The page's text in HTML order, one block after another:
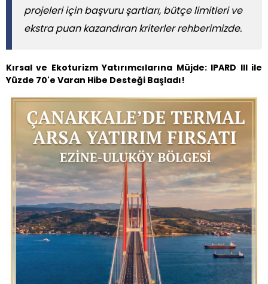
projeleri için başvuru şartları, bütçe limitleri ve
ekstra puan kazandıran kriterler rehberimizde.
Kırsal ve Ekoturizm Yatırımcılarına Müjde: IPARD III ile
Yüzde 70'e Varan Hibe Desteği Başladı!